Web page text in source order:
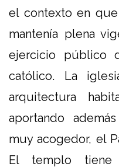
el contexto en
mantenía plena
ejercicio público
católico. La
arquitectura
aportando
muy acogedor, el
El templo tiene